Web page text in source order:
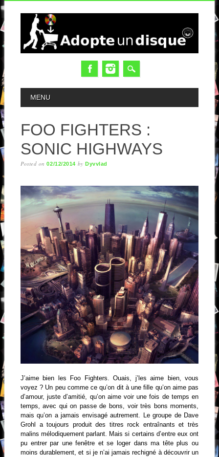
MAIN MENU
MENU
FOO FIGHTERS :
SONIC HIGHWAYS
Posted on02/12/2014 byDyvvlad
J’aime bien les Foo Fighters. Ouais, j’les aime bien, vous
voyez ? Un peu comme ce qu’on dit à une fille qu’on aime pas
d’amour, juste d’amitié, qu’on aime voir une fois de temps en
temps, avec qui on passe de bons, voir très bons moments,
mais qu’on a jamais envisagé autrement. Le groupe de Dave
Grohl a toujours produit des titres rock entraînants et très
malins mélodiquement parlant. Mais si certains d’entre eux ont
pu entrer par une fenêtre et se loger dans ma tête plus ou
moins durablement, et si je n’ai jamais rechigné à découvrir un